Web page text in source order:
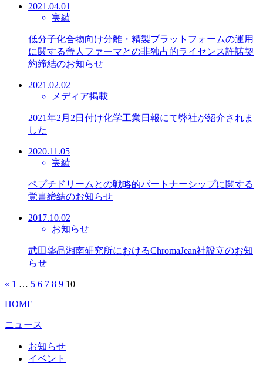
2021.04.01
実績
低分子化合物向け分離・精製プラットフォームの運用
に関する帝人ファーマとの非独占的ライセンス許諾契
約締結のお知らせ
2021.02.02
メディア掲載
2021年2月2日付け化学工業日報にて弊社が紹介されま
した
2020.11.05
実績
ペプチドリームとの戦略的パートナーシップに関する
覚書締結のお知らせ
2017.10.02
お知らせ
武田薬品湘南研究所におけるChromaJean社設立のお知
らせ
« 1 … 5 6 7 8 9 10
HOME
ニュース
お知らせ
イベント